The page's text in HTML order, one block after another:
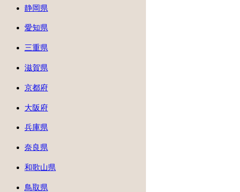
静岡県
愛知県
三重県
滋賀県
京都府
大阪府
兵庫県
奈良県
和歌山県
鳥取県